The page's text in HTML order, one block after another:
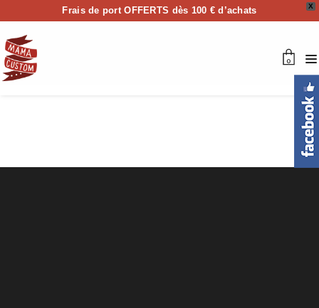
X
Frais de port OFFERTS dès 100 € d’achats
0